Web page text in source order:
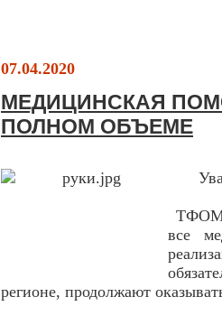
07.04.2020
МЕДИЦИНСКАЯ
ПОЛНОМ ОБЪЕМЕ
все
регионе, продолжают